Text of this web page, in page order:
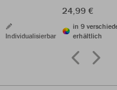
Individualisierbar
24,99 €
in 9
erhältlich